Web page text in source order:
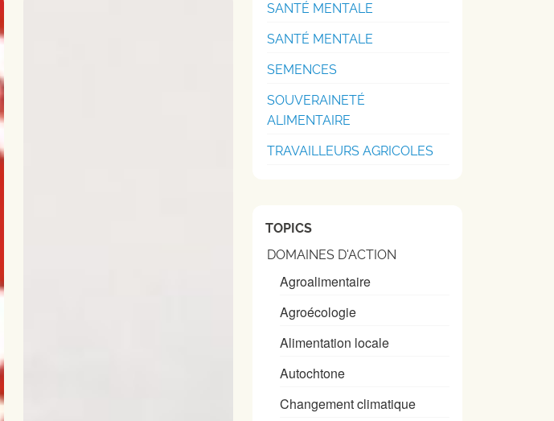
SANTÉ MENTALE
SANTÉ MENTALE
SEMENCES
SOUVERAINETÉ
ALIMENTAIRE
TRAVAILLEURS AGRICOLES
TOPICS
DOMAINES D'ACTION
Agroalimentaire
Agroécologie
Alimentation locale
Autochtone
Changement climatique